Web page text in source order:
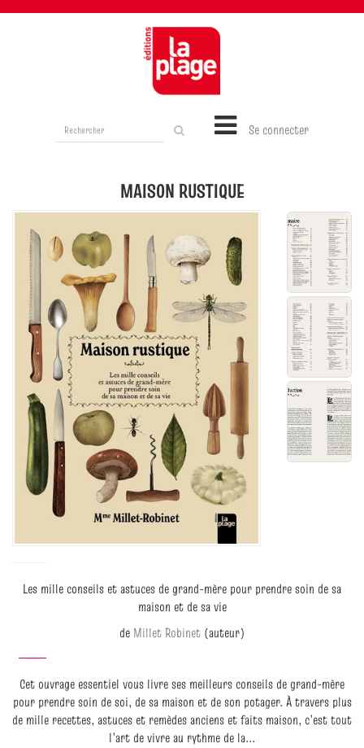
Se connecter
MAISON RUSTIQUE
Les mille conseils et astuces de grand-mère pour prendre soin de sa
maison et de sa vie
de Millet Robinet (auteur)
Cet ouvrage essentiel vous livre ses meilleurs conseils de grand-mère
pour prendre soin de soi, de sa maison et de son potager. À travers plus
de mille recettes, astuces et remèdes anciens et faits maison, c’est tout
l’art de vivre au rythme de la...